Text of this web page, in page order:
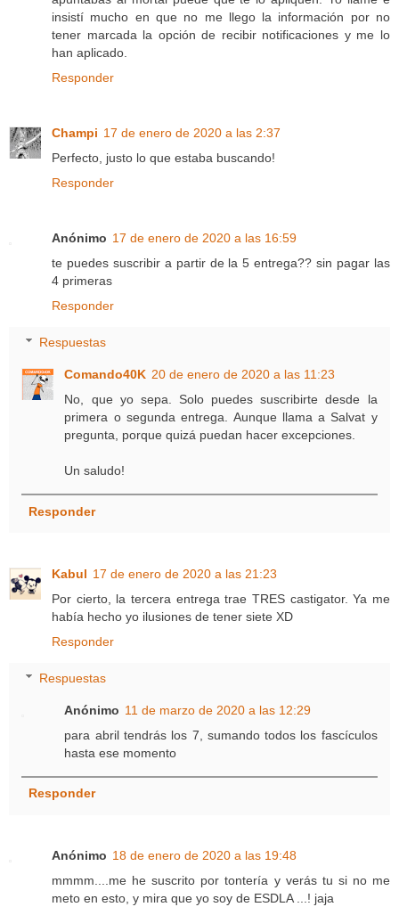
insistí mucho en que no me llego la información por no
tener marcada la opción de recibir notificaciones y me lo
han aplicado.
Responder
Champi 17 de enero de 2020 a las 2:37
Perfecto, justo lo que estaba buscando!
Responder
Anónimo 17 de enero de 2020 a las 16:59
te puedes suscribir a partir de la 5 entrega?? sin pagar las
4 primeras
Responder
Respuestas
Comando40K 20 de enero de 2020 a las 11:23
No, que yo sepa. Solo puedes suscribirte desde la
primera o segunda entrega. Aunque llama a Salvat y
pregunta, porque quizá puedan hacer excepciones.
Un saludo!
Responder
Kabul 17 de enero de 2020 a las 21:23
Por cierto, la tercera entrega trae TRES castigator. Ya me
había hecho yo ilusiones de tener siete XD
Responder
Respuestas
Anónimo 11 de marzo de 2020 a las 12:29
para abril tendrás los 7, sumando todos los fascículos
hasta ese momento
Responder
Anónimo 18 de enero de 2020 a las 19:48
mmmm....me he suscrito por tontería y verás tu si no me
meto en esto, y mira que yo soy de ESDLA ...! jaja